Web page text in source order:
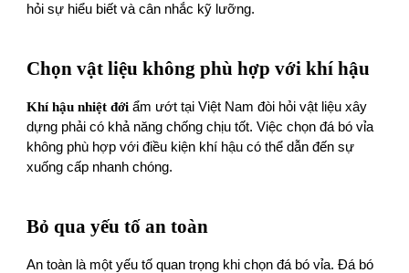
hỏi sự hiểu biết và cân nhắc kỹ lưỡng.
Chọn vật liệu không phù hợp với khí hậu
Khí hậu nhiệt đới ẩm ướt tại Việt Nam đòi hỏi vật liệu xây
dựng phải có khả năng chống chịu tốt. Việc chọn đá bó vỉa
không phù hợp với điều kiện khí hậu có thể dẫn đến sự
xuống cấp nhanh chóng.
Bỏ qua yếu tố an toàn
An toàn là một yếu tố quan trọng khi chọn đá bó vỉa. Đá bó